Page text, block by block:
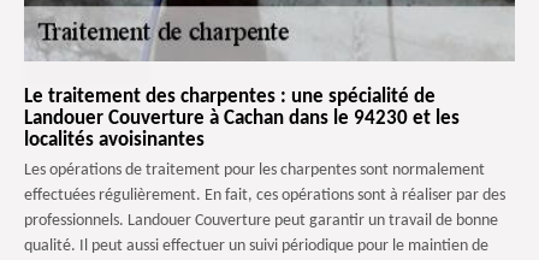
Le traitement des charpentes : une spécialité de
Landouer Couverture à Cachan dans le 94230 et les
localités avoisinantes
Les opérations de traitement pour les charpentes sont normalement
effectuées régulièrement. En fait, ces opérations sont à réaliser par des
professionnels. Landouer Couverture peut garantir un travail de bonne
qualité. Il peut aussi effectuer un suivi périodique pour le maintien de